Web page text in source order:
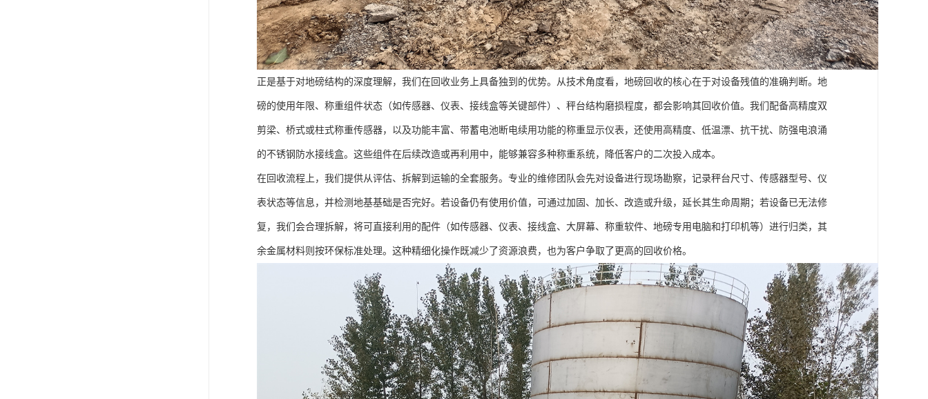
正是基于对地磅结构的深度理解，我们在回收业务上具备独到的优势。从技术角度看，地磅回收的核心在于对设备残值的准确判断。地
磅的使用年限、称重组件状态（如传感器、仪表、接线盒等关键部件）、秤台结构磨损程度，都会影响其回收价值。我们配备高精度双
剪梁、桥式或柱式称重传感器，以及功能丰富、带蓄电池断电续用功能的称重显示仪表，还使用高精度、低温漂、抗干扰、防强电浪涌
的不锈钢防水接线盒。这些组件在后续改造或再利用中，能够兼容多种称重系统，降低客户的二次投入成本。
在回收流程上，我们提供从评估、拆解到运输的全套服务。专业的维修团队会先对设备进行现场勘察，记录秤台尺寸、传感器型号、仪
表状态等信息，并检测地基基础是否完好。若设备仍有使用价值，可通过加固、加长、改造或升级，延长其生命周期；若设备已无法修
复，我们会合理拆解，将可直接利用的配件（如传感器、仪表、接线盒、大屏幕、称重软件、地磅专用电脑和打印机等）进行归类，其
余金属材料则按环保标准处理。这种精细化操作既减少了资源浪费，也为客户争取了更高的回收价格。